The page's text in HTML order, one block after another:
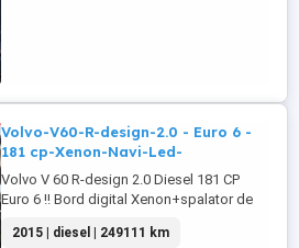
Volvo-V60-R-design-2.0 - Euro 6 -
181 cp-Xenon-Navi-Led-
Volvo V 60 R-design 2.0 Diesel 181 CP
Euro 6 !! Bord digital Xenon+spalator de
Goo Entry Parbriz incalzit Cutie viteze
2015 | diesel | 249111 km